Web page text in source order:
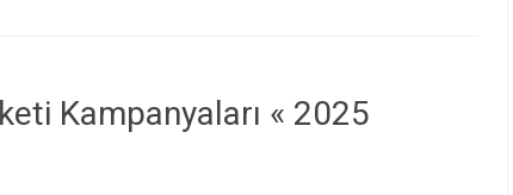
Kampanyaları « 2025